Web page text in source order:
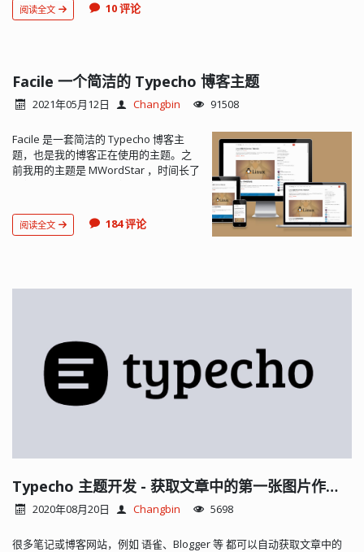
阅读全文 10 评论
Facile 一个简洁的 Typecho 博客主题
2021年05月12日 Changbin 91508
Facile 是一套简洁的 Typecho 博客主
题，也是我的博客正在使用的主题。之
前我用的主题是 MWordStar ，时间长了
动比较大，而且 MWordStar 已经有几套
样式了...
阅读全文 184 评论
Typecho 主题开发 - 获取文章中的第一张图片作为文章头图或缩略图
2020年08月20日 Changbin 5698
很多笔记或博客网站，例如 语雀、Blogger 等 都可以自动获取文章中的